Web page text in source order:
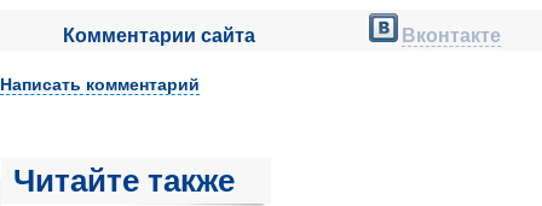
Комментарии сайта Вконтакте
Написать комментарий
Читайте также